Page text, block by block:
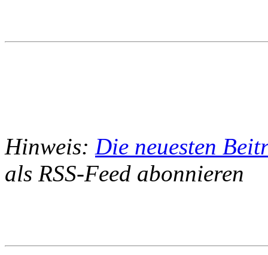
Hinweis: Die neuesten
als RSS-Feed abonnieren